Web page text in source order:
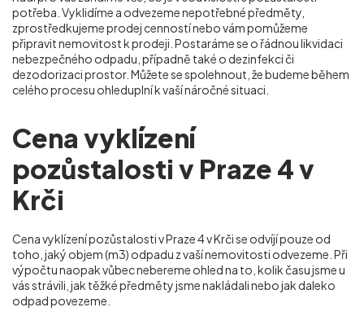
potřeba. Vyklidíme a odvezeme nepotřebné předměty,
zprostředkujeme prodej cenností nebo vám pomůžeme
připravit nemovitost k prodeji. Postaráme se o řádnou likvidaci
nebezpečného odpadu, případně také o dezinfekci či
dezodorizaci prostor. Můžete se spolehnout, že budeme během
celého procesu ohleduplní k vaší náročné situaci.
Cena vyklízení
pozůstalosti v Praze 4 v
Krči
Cena vyklízení pozůstalosti v Praze 4 v Krčise odvíjí pouze od
toho, jaký objem (m3) odpadu z vaší nemovitosti odvezeme. Při
výpočtu naopak vůbec nebereme ohled na to, kolik času jsme u
vás strávili, jak těžké předměty jsme nakládali nebo jak daleko
odpad povezeme.